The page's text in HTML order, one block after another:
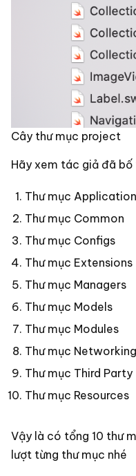
Cây thư mục project
Hãy xem tác giả đã bố
Thư mục Application
Thư mục Common
Thư mục Configs
Thư mục Extensions
Thư mục Managers
Thư mục Models
Thư mục Modules
Thư mục Networking
Thư mục Third Party
Thư mục Resources
Vậy là có tổng 10 thư
lượt từng thư mục nhé